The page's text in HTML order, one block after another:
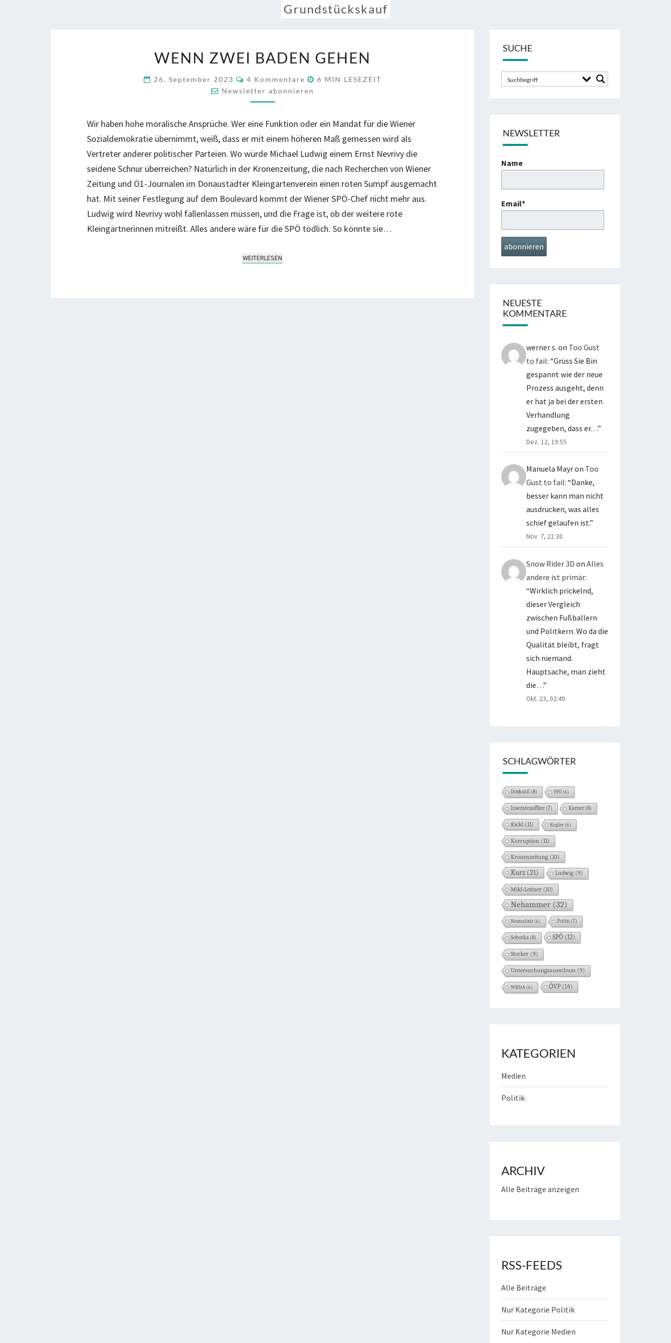
Grundstückskauf
ZWEI
BADEN
GEHEN
WENN ZWEI BADEN GEHEN
26. September 2023 KOMMENTARE
4 Kommentare 6 MIN LESEZEIT
Newsletter abonnieren
Wir haben hohe moralische Ansprüche. Wer eine Funktion oder ein Mandat für die Wiener
Sozialdemokratie übernimmt, weiß, dass er mit einem höheren Maß gemessen wird als
Vertreter anderer politischer Parteien. Wo würde Michael Ludwig einem Ernst Nevrivy die
seidene Schnur überreichen? Natürlich in der Kronenzeitung, die nach Recherchen von Wiener
Zeitung und Ö1-Journalen im Donaustädter Kleingartenverein einen roten Sumpf ausgemacht
hat. Mit seiner Festlegung auf dem Boulevard kommt der Wiener SPÖ-Chef nicht mehr aus.
Ludwig wird Nevrivy wohl fallenlassen müssen, und die Frage ist, ob der weitere rote
Kleingärtnerinnen mitreißt. Alles andere wäre für die SPÖ tödlich. So könnte sie…
WEITERLESEN
SUCHE
NEWSLETTER
Name
Email*
NEUESTE
KOMMENTARE
werner s. on Too Gust
to fail: “Grüss Sie Bin
gespannt wie der neue
Prozess ausgeht, denn
er hat ja bei der ersten
Verhandlung
zugegeben, dass er…”
Dez. 12, 19:55
Manuela Mayron Too
Gust to fail: “Danke,
besser kann man nicht
ausdrücken, was alles
schief gelaufen ist.”
Nov. 7, 21:30
Snow Rider 3D on Alles
andere ist primär:
“Wirklich prickelnd,
dieser Vergleich
zwischen Fußballern
und Politkern. Wo da die
Qualität bleibt, fragt
sich niemand.
Hauptsache, man zieht
die…”
Okt. 23, 02:49
SCHLAGWÖRTER
Doskozil(8) FPÖ(6)
Inseratenaffäre(7) Karner(8)
Kickl (11) Kogler(6)
Korruption (11)
Kronenzeitung(10)
Kurz(21) Ludwig(9)
Mikl-Leitner(10)
Nehammer(32)
Neutralität(6) Putin(7)
Sobotka(8) SPÖ(12)
Stocker(9)
Untersuchungsausschuss(9)
WKStA(6) ÖVP(14)
KATEGORIEN
Medien
Politik
ARCHIV
Alle Beiträge anzeigen
RSS-FEEDS
Alle Beiträge
Nur Kategorie Politik
Nur Kategorie Medien